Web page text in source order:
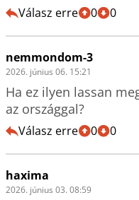
Válasz erre 0 0
nemmondom-3
2026. június 06. 15:21
Ha ez ilyen lassan
az országgal?
Válasz erre 0 0
haxima
2026. június 03. 08:59